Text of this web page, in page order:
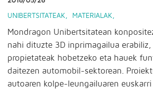
UNIBERTSITATEAK MATERIALAK
Mondragon Unibertsitatean
nahi dituzte 3D inprimagailua erabiliz,
propietateak hobetzeko eta hauek
daitezen automobil-sektorean.
autoaren kolpe-leungailuaren